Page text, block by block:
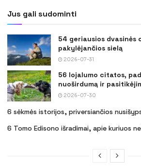
Jus gali sudominti
54 geriausios dvasinės
pakylėjančios sielą
2026-07-31
56 lojalumo citatos,
nuoširdumą ir
2026-07-30
6 sėkmės istorijos, priversiančios
6 Tomo Edisono išradimai, apie kuriuos